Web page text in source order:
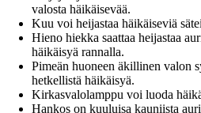
valosta häikäisevää.
Kuu voi heijastaa häikäiseviä
Hieno hiekka saattaa heijastaa
häikäisyä rannalla.
Pimeän huoneen äkillinen valon
hetkellistä häikäisyä.
Kirkasvalolamppu voi luoda
Hankos on kuuluisa kauniista